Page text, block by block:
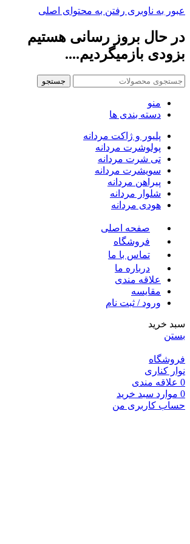
عبور به ناوبری رفتن به محتوای اصلی
در حال بروز رسانی هستیم
بزودی بازمیگردیم....
جستجو
منو
دسته بندی ها
پلیور و ژاکت مردانه
پولوشرت مردانه
تی شرت مردانه
سویشرت مردانه
پیراهن مردانه
شلوار مردانه
هودی مردانه
صفحه اصلی
فروشگاه
تماس با ما
درباره ما
علاقه مندی
مقایسه
ورود / ثبت نام
سبد خرید
بستن
فروشگاه
نوار کناری
0 علاقه مندی
0 موارد سبد خرید
حساب کاربری من